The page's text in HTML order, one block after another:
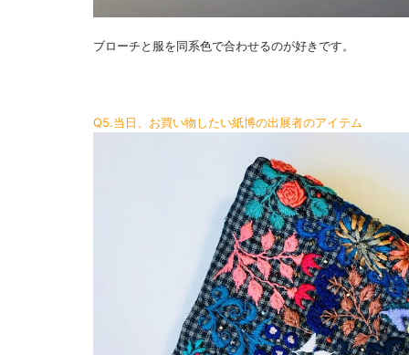
ブローチと服を同系色で合わせるのが好きです。
Q5.当日、お買い物したい紙博の出展者のアイテム